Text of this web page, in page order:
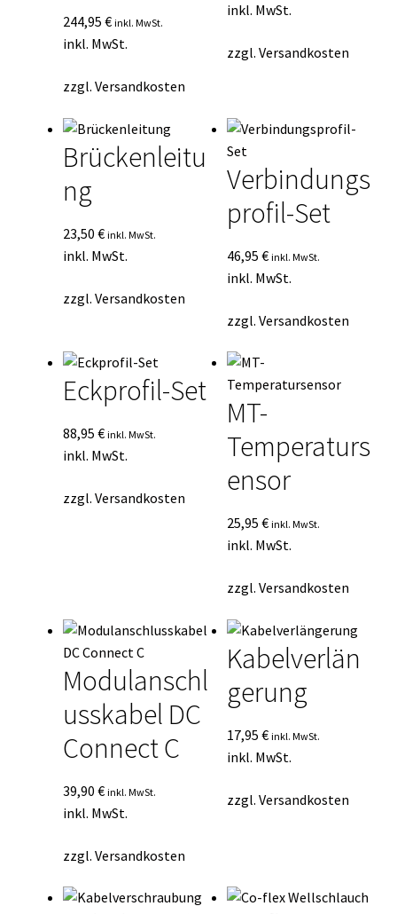
244,95 € inkl. MwSt.
inkl. MwSt.
zzgl. Versandkosten
inkl. MwSt.
zzgl.Versandkosten
Brückenleitu
ng
23,50 € inkl. MwSt.
inkl. MwSt.
zzgl. Versandkosten
Verbindungs
profil-Set
46,95€ inkl. MwSt.
inkl. MwSt.
zzgl.Versandkosten
Eckprofil-Set
88,95 € inkl. MwSt.
inkl. MwSt.
zzgl. Versandkosten
MT-
Temperaturs
ensor
25,95€ inkl. MwSt.
inkl. MwSt.
zzgl.Versandkosten
Modulanschl
usskabel DC
Connect C
39,90 € inkl. MwSt.
inkl. MwSt.
zzgl. Versandkosten
Kabelverlän
gerung
17,95€ inkl. MwSt.
inkl. MwSt.
zzgl.Versandkosten